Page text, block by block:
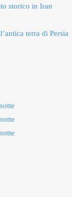
storico in Iran
terra di Persia